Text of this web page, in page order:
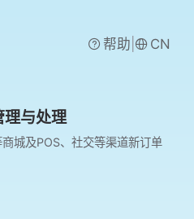
帮助 CN
理与处理
城及POS、社交等渠道新订单